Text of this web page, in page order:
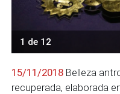
1 de 12
15/11/2018 Belleza
recuperada, elaborada